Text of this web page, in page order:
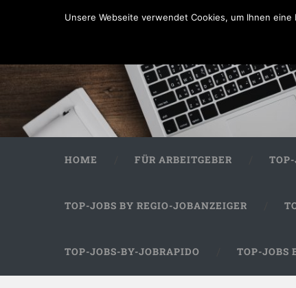
HOME FÜR ARBEITGEBER
TOP-JOBS BY REGIO-JOBANZEIGER
TOP-JOBS-BY-JOBRAPIDO TOP-JOBS
Unsere Webseite verwendet Cookies, um Ihnen